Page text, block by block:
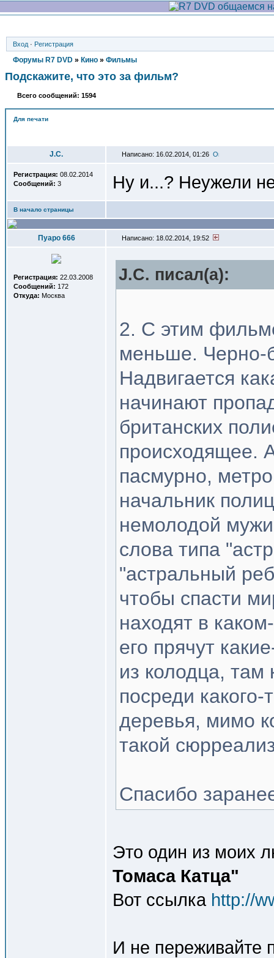
Вход · Регистрация
Форумы R7 DVD » Кино » Фильмы
Подскажите, что это за фильм?
Всего сообщений: 1594
Для печати
J.C. Написано: 16.02.2014, 01:26
Регистрация: 08.02.2014
Сообщений: 3 Ну и...? Неужели
В начало страницы
Пуаро 666 Написано: 18.02.2014, 19:52
Регистрация: 22.03.2008
Сообщений: 172
Откуда: Москва
J.C. писал(a):
2. С этим
меньше. Черно-
Надвигается
начинают
британских
происходящее.
пасмурно,
начальник
немолодой
слова типа
"астральный
чтобы спасти
находят в
его прячут
из колодца, там
посреди
деревья, мимо
такой
Спасибо
Это один из моих
Томаса Катца"
Вот ссылка http://
И не переживайте